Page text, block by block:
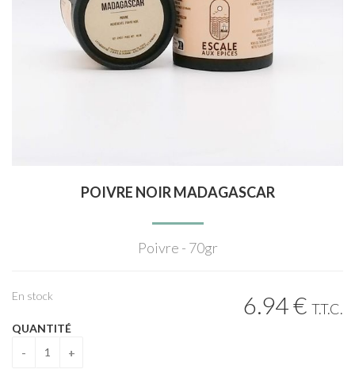
POIVRE NOIR MADAGASCAR
Poivre - 70gr
6.94€ T.T.C.
En stock
QUANTITÉ